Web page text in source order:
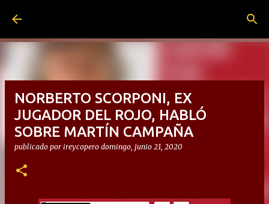
NORBERTO SCORPONI, EX
JUGADOR DEL ROJO, HABLÓ
SOBRE MARTÍN CAMPAÑA
publicado por ireycopero domingo, junio 21, 2020